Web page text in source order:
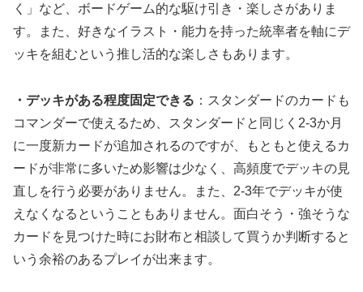
く」など、ボードゲーム的な駆け引き・楽しさがありま
す。また、好きなイラスト・能力を持った統率者を軸にデ
ッキを組むという推し活的な楽しさもあります。
・デッキがある程度固定できる ：スタンダードのカードも
コマンダーで使えるため、スタンダードと同じく2-3か月
に一度新カードが追加されるのですが、もともと使えるカ
ードが非常に多いため影響は少なく、高頻度でデッキの見
直しを行う必要がありません。また、2-3年でデッキが使
えなくなるということもありません。面白そう・強そうな
カードを見つけた時にお財布と相談して買うか判断すると
いう余裕のあるプレイが出来ます。